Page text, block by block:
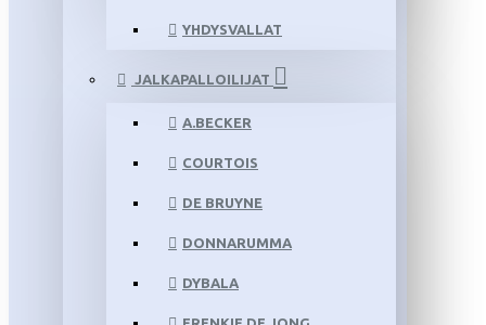
YHDYSVALLAT
JALKAPALLOILIJAT
A.BECKER
COURTOIS
DE BRUYNE
DONNARUMMA
DYBALA